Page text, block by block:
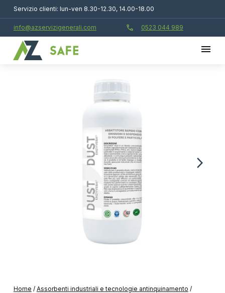
Servizio clienti: lun-ven 8.30-12.30, 14.00-18.00
info@azservizigenerali.com call 0523 044 989
Home / Assorbenti industriali e tecnologie antinquinamento /